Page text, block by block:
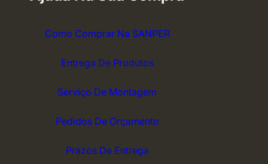
Como Comprar Na SANPER
Entrega De Produtos
Serviço De Montagem
Pedidos De Orçamento
Prazos De Entrega